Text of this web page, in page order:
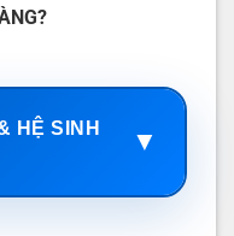
HỆ SINH
▼